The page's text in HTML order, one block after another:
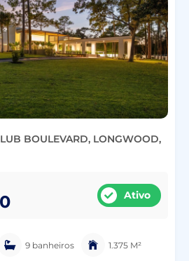
BOULEVARD, LONGWOOD,
Ativo
9 banheiros 1.375 M²